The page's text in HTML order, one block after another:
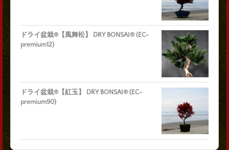
ドライ盆栽®【風舞松】 DRY BONSAI® (EC-
premium12)
ドライ盆栽®【紅玉】 DRY BONSAI® (EC-
premium90)